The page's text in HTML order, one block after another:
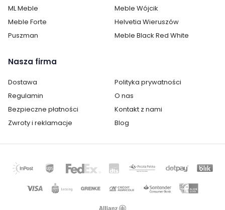
ML Meble
Meble Wójcik
Meble Forte
Helvetia Wieruszów
Puszman
Meble Black Red White
Nasza firma
Dostawa
Polityka prywatności
Regulamin
O nas
Bezpieczne płatności
Kontakt z nami
Zwroty i reklamacje
Blog